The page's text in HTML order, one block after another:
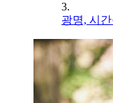
3.
광명, 시